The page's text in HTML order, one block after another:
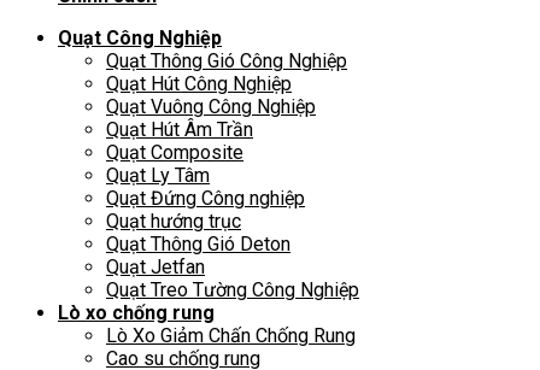
Quạt Công Nghiệp
Quạt Thông Gió Công Nghiệp
Quạt Hút Công Nghiệp
Quạt Vuông Công Nghiệp
Quạt Hút Âm Trần
Quạt Composite
Quạt Ly Tâm
Quạt Đứng Công nghiệp
Quạt hướng trục
Quạt Thông Gió Deton
Quạt Jetfan
Quạt Treo Tường Công Nghiệp
Lò xo chống rung
Lò Xo Giảm Chấn Chống Rung
Cao su chống rung